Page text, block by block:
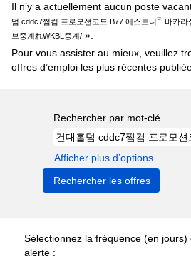
Il n’y a actuellement aucun poste
덤 cddc7쩜컴 프로모션코드 B77 에스토니㆔바카
브중계れWKBL중계/ ».
Pour vous assister au mieux, veuillez
offres d’emploi les plus récentes
Rechercher par mot-clé
Afficher plus d’options
Sélectionnez la fréquence (en jours)
alerte :